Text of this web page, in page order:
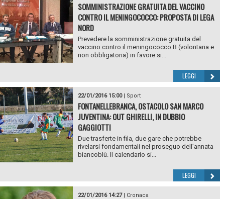
SOMMINISTRAZIONE GRATUITA DEL VACCINO
CONTRO IL MENINGOCOCCO: PROPOSTA DI LEGA
NORD
Prevedere la somministrazione gratuita del
vaccino contro il meningococco B (volontaria e
non obbligatoria) in favore si...
LEGGI
22/01/2016 15:00| Sport
FONTANELLEBRANCA, OSTACOLO SAN MARCO
JUVENTINA: OUT GHIRELLI, IN DUBBIO
GAGGIOTTI
Due trasferte in fila, due gare che potrebbe
rivelarsi fondamentali nel proseguo dell’annata
biancoblù. Il calendario si...
LEGGI
22/01/2016 14:27| Cronaca